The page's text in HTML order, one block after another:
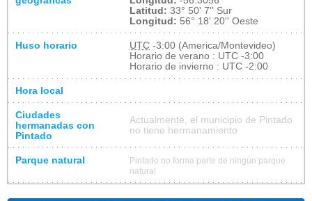
Latitud: 33° 50' 7'' Sur
Longitud: 56° 18' 20'' Oeste
Huso horario UTC -3:00 (America/Montevideo)
Horario de verano : UTC -3:00
Horario de invierno : UTC -2:00
Hora local
Ciudades
hermanadas con
Pintado
Actualmente, el municipio de Pintado
no tiene hermanamiento
Parque natural
Pintado no forma parte de ningún parque
natural